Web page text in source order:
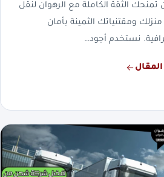
تمنحك الثقة الكاملة مع الرهوان لنقل
منزلك ومقتنياتك الثمينة بأمان
نستخدم أجود…
المقال